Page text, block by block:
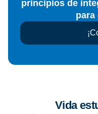
principios de
para
Vida